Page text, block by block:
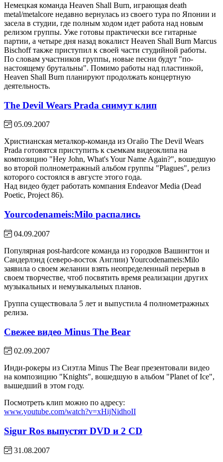
Немецкая команда Heaven Shall Burn, играющая death
metal/metalcore недавно вернулась из своего тура по Японии и
засела в студии, где полным ходом идет работа над новым
релизом группы. Уже готовы практически все гитарные
партии, а четыре дня назад вокалист Heaven Shall Burn Marcus
Bischoff также приступил к своей части студийной работы.
По словам участников группы, новые песни будут "по-
настоящему брутальны". Помимо работы над пластинкой,
Heaven Shall Burn планируют продолжать концертную
деятельность.
The Devil Wears Prada снимут клип
05.09.2007
Христианская металкор-команда из Огайо The Devil Wears
Prada готовятся приступить к съемкам видеоклипа на
композицию "Hey John, What's Your Name Again?", вошедшую
во второй полнометражный альбом группы "Plagues", релиз
которого состоялся в августе этого года.
Над видео будет работать компания Endeavor Media (Dead
Poetic, Project 86).
Yourcodenameis:Milo распались
04.09.2007
Популярная post-hardcore команда из городков Вашингтон и
Сандерлэнд (северо-восток Англии) Yourcodenameis:Milo
заявила о своем желании взять неопределенный перерыв в
своем творчестве, чтоб посвятить время реализации других
музыкальных и немузыкальных планов.
Группа существовала 5 лет и выпустила 4 полнометражных
релиза.
Свежее видео Minus The Bear
02.09.2007
Инди-рокеры из Сиэтла Minus The Bear презентовали видео
на композицию "Knights", вошедшую в альбом "Planet of Ice",
вышедший в этом году.
Посмотреть клип можно по адресу:
www.youtube.com/watch?v=xHijNidhoII
Sigur Ros выпустят DVD и 2 CD
31.08.2007